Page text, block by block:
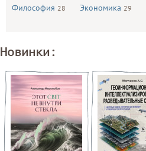
Философия 28 Экономика 29
Новинки: